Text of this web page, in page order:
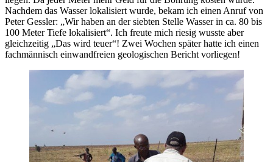
Nachdem das Wasser lokalisiert wurde, bekam ich einen Anruf von
Peter Gessler: „Wir haben an der siebten Stelle Wasser in ca. 80 bis
100 Meter Tiefe lokalisiert“. Ich freute mich riesig wusste aber
gleichzeitig „Das wird teuer“! Zwei Wochen später hatte ich einen
fachmännisch einwandfreien geologischen Bericht vorliegen!